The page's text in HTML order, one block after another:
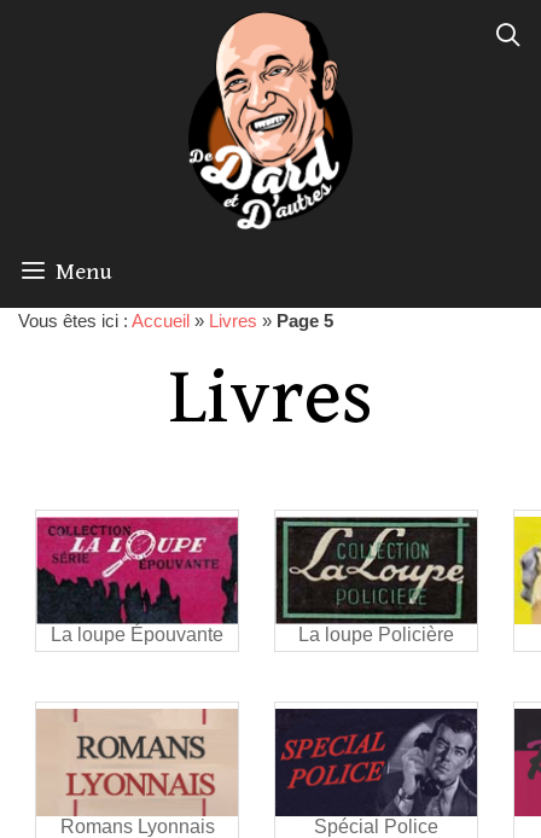
Menu
Vous êtes ici : Accueil » Livres » Page 5
Livres
La loupe Épouvante La loupe Policière
Romans Lyonnais Spécial Police